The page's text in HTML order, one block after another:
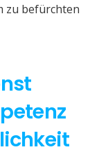
zu befürchten